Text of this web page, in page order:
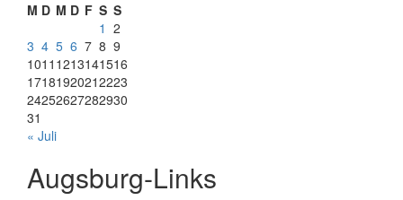
M D M D F S S
1 2
3 4 5 6 7 8 9
1011 1213141516
17181920212223
24252627282930
31
« Juli
Augsburg-Links